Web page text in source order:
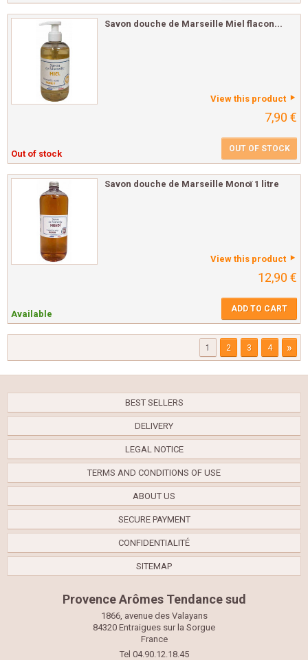
Savon douche de Marseille Miel flacon...
View this product
7,90 €
Out of stock OUT OF STOCK
Savon douche de Marseille Monoï 1 litre
View this product
12,90 €
Available ADD TO CART
1 2 3 4 »
BEST SELLERS
DELIVERY
LEGAL NOTICE
TERMS AND CONDITIONS OF USE
ABOUT US
SECURE PAYMENT
CONFIDENTIALITÉ
SITEMAP
Provence Arômes Tendance sud
1866, avenue des Valayans
84320 Entraigues sur la Sorgue
France
Tel 04.90.12.18.45